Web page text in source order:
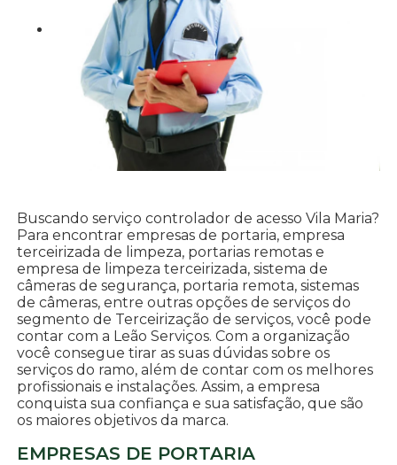
Buscando serviço controlador de acesso Vila Maria?
Para encontrar empresas de portaria, empresa
terceirizada de limpeza, portarias remotas e
empresa de limpeza terceirizada, sistema de
câmeras de segurança, portaria remota, sistemas
de câmeras, entre outras opções de serviços do
segmento de Terceirização de serviços, você pode
contar com a Leão Serviços. Com a organização
você consegue tirar as suas dúvidas sobre os
serviços do ramo, além de contar com os melhores
profissionais e instalações. Assim, a empresa
conquista sua confiança e sua satisfação, que são
os maiores objetivos da marca.
EMPRESAS DE PORTARIA